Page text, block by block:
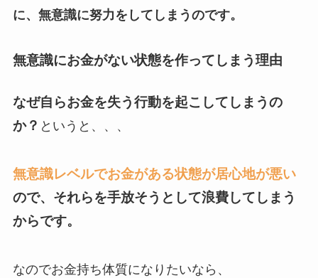
に、無意識に努力をしてしまうのです。
無意識にお金がない状態を作ってしまう理由
なぜ自らお金を失う行動を起こしてしまうの
か？ というと、、、
無意識レベルでお金がある状態が居心地が悪い
ので、それらを手放そうとして浪費してしまう
からです。
なのでお金持ち体質になりたいなら、